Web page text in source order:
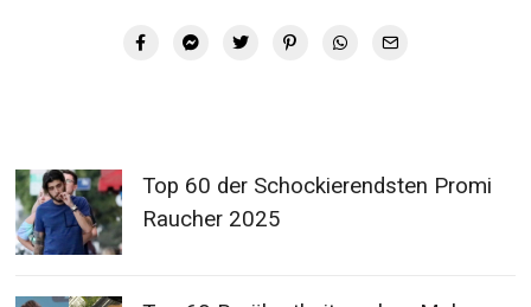
Top 60 der Schockierendsten Promi
Raucher 2025